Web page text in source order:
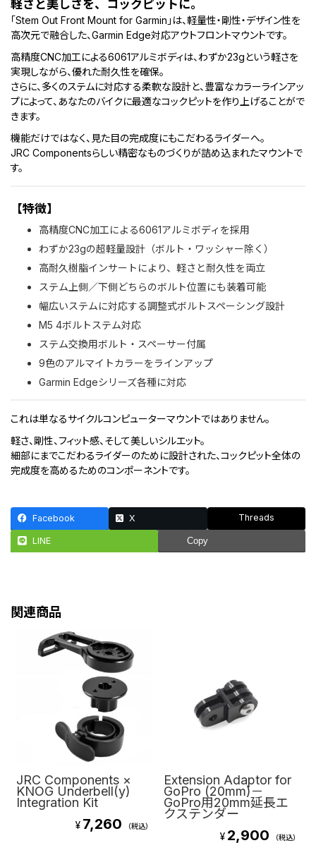
フ
ロ
ン
ト
マ
ウ
ン
ト
(Garmin)
個
軽さと美しさを、コックピットに。
「Stem Out Front Mount for Garmin」は、軽量性・剛性・デザイン性を
高次元で融合した、Garmin Edge対応アウトフロントマウントです。
高精度CNC加工による6061アルミボディは、わずか23gという軽さを
実現しながら、優れた耐久性を確保。
さらに、多くのステムに対応する柔軟な設計と、豊富なカラーラインアッ
プによって、あなたのバイクに最適なコックピットを作り上げることがで
きます。
機能だけではなく、見た目の完成度にもこだわるライダーへ。
JRC Componentsらしい精密なものづくりが詰め込まれたマウントで
す。
【特徴】
高精度CNC加工による6061アルミボディを採用
わずか23gの超軽量設計（ボルト・ワッシャー除く）
高耐久樹脂インサートにより、軽さと耐久性を両立
ステム上側／下側どちらのボルト位置にも装着可能
幅広いステムに対応する調整式ボルトスペーシング設計
M5 4ボルトステム対応
ステム交換用ボルト・スペーサー付属
9色のアルマイトカラーをラインアップ
Garmin Edgeシリーズ各種に対応
これは単なるサイクルコンピューターマウントではありません。
軽さ、剛性、フィット感、そして美しいシルエット。
細部にまでこだわるライダーのために設計された、コックピット全体の
完成度を高めるためのコンポーネントです。
Facebook X Threads
LINE Copy
関連商品
JRC Components ×
KNOG Underbell(y)
Integration Kit
¥ 7,260 （税込）
Extension Adaptor for
GoPro (20mm)－
GoPro用20mm延長エ
クステンダー
¥ 2,900 （税込）